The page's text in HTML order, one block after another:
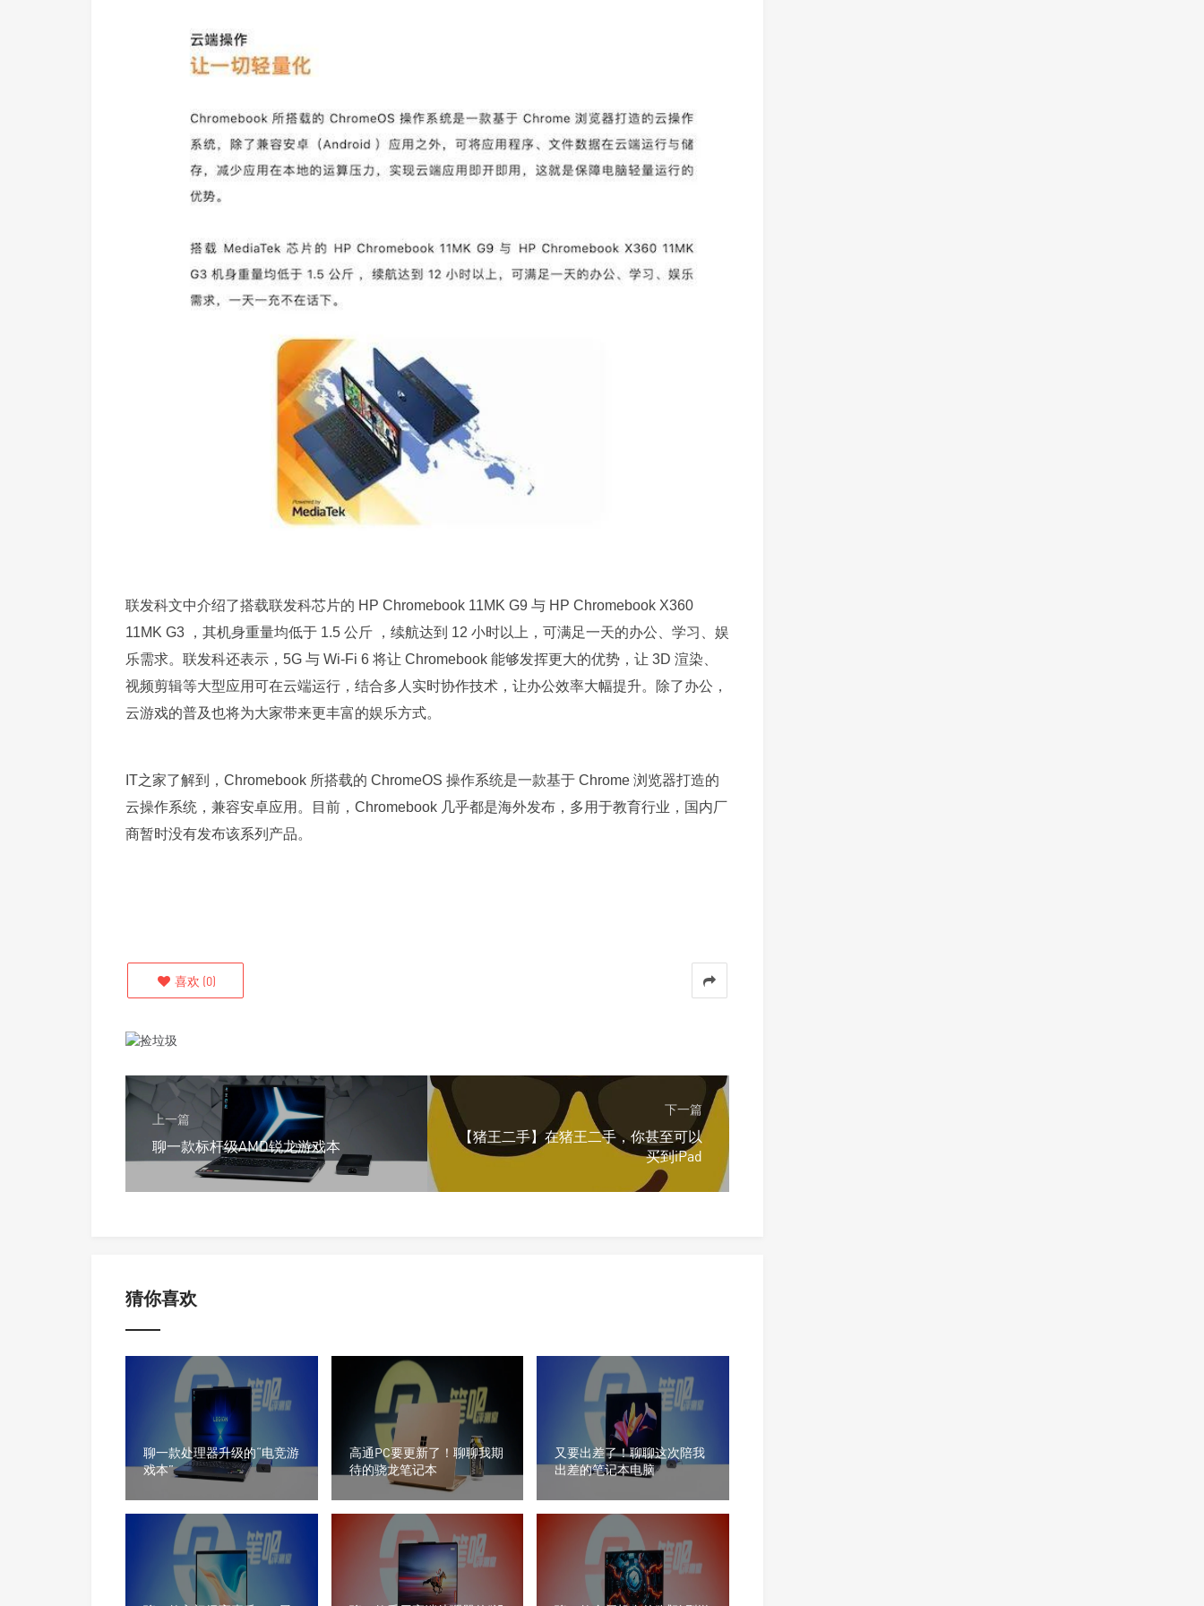
联发科文中介绍了搭载联发科芯片的 HP Chromebook 11MK G9 与 HP Chromebook X360
11MK G3 ，其机身重量均低于 1.5 公斤 ，续航达到 12 小时以上，可满足一天的办公、学习、娱
乐需求。联发科还表示，5G 与 Wi-Fi 6 将让 Chromebook 能够发挥更大的优势，让 3D 渲染、
视频剪辑等大型应用可在云端运行，结合多人实时协作技术，让办公效率大幅提升。除了办公，
云游戏的普及也将为大家带来更丰富的娱乐方式。
IT之家了解到，Chromebook 所搭载的 ChromeOS 操作系统是一款基于 Chrome 浏览器打造的
云操作系统，兼容安卓应用。目前，Chromebook 几乎都是海外发布，多用于教育行业，国内厂
商暂时没有发布该系列产品。
喜欢 (0)
上一篇
聊一款标杆级AMD锐龙游戏本
下一篇
【猪王二手】在猪王二手，你甚至可以
买到iPad
猜你喜欢
聊一款处理器升级的“电竞游
戏本”
高通PC要更新了！聊聊我期
待的骁龙笔记本
又要出差了！聊聊这次陪我
出差的笔记本电脑